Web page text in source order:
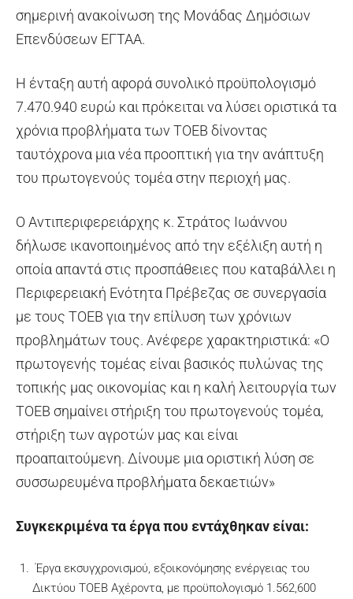
σημερινή ανακοίνωση της Μονάδας Δημόσιων
Επενδύσεων ΕΓΤΑΑ.
Η ένταξη αυτή αφορά συνολικό προϋπολογισμό
7.470.940 ευρώ και πρόκειται να λύσει οριστικά τα
χρόνια προβλήματα των ΤΟΕΒ δίνοντας
ταυτόχρονα μια νέα προοπτική για την ανάπτυξη
του πρωτογενούς τομέα στην περιοχή μας.
Ο Αντιπεριφερειάρχης κ. Στράτος Ιωάννου
δήλωσε ικανοποιημένος από την εξέλιξη αυτή η
οποία απαντά στις προσπάθειες που καταβάλλει η
Περιφερειακή Ενότητα Πρέβεζας σε συνεργασία
με τους ΤΟΕΒ για την επίλυση των χρόνιων
προβλημάτων τους. Ανέφερε χαρακτηριστικά: «Ο
πρωτογενής τομέας είναι βασικός πυλώνας της
τοπικής μας οικονομίας και η καλή λειτουργία των
ΤΟΕΒ σημαίνει στήριξη του πρωτογενούς τομέα,
στήριξη των αγροτών μας και είναι
προαπαιτούμενη. Δίνουμε μια οριστική λύση σε
συσσωρευμένα προβλήματα δεκαετιών»
Συγκεκριμένα τα έργα που εντάχθηκαν είναι:
Έργα εκσυγχρονισμού, εξοικονόμησης ενέργειας του
Δικτύου ΤΟΕΒ Αχέροντα, με προϋπολογισμό 1.562,600